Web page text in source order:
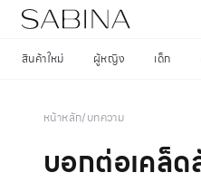
สินค้าใหม่ ผู้หญิง เด็ก
หน้าหลัก/บทความ
บอกต่อเคล็ด